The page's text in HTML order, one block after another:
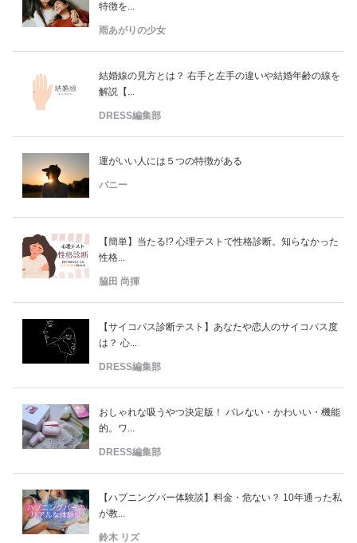
特徴を...
雨あがりの少女
結婚線の見方とは？ 右手と左手の違いや結婚年齢の線を
解説【...
DRESS編集部
運がいい人には５つの特徴がある
バニー
【簡単】当たる!? 心理テストで性格診断。知らなかった
性格...
脇田 尚揮
【サイコパス診断テスト】あなたや恋人のサイコパス度
は？ 心...
DRESS編集部
おしゃれな吸うやつ決定版！ バレない・かわいい・機能
的。ワ...
DRESS編集部
【ハプニングバー体験談】料金・危ない？ 10年通った私
が教...
鈴木 リズ